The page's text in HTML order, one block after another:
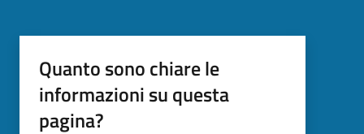
Quanto sono chiare le
informazioni su questa
pagina?